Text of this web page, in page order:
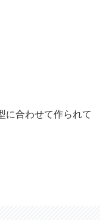
に合わせて作られて